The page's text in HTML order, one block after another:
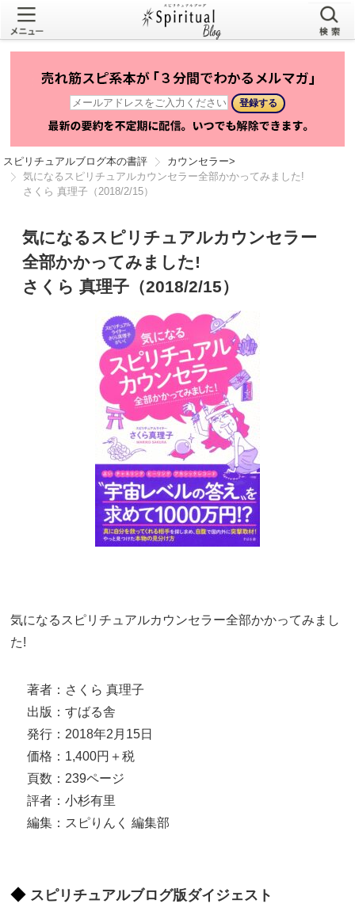
スピリチュアルブログ本の書評 カウンセラー>
気になるスピリチュアルカウンセラー全部かかってみました!
さくら 真理子（2018/2/15）
気になるスピリチュアルカウンセラー
全部かかってみました!
さくら 真理子（2018/2/15）
気になるスピリチュアルカウンセラー全部かかってみまし
た!
著者：さくら 真理子
出版：すばる舎
発行：2018年2月15日
価格：1,400円＋税
頁数：239ページ
評者：小杉有里
編集：スピりんく 編集部
スピリチュアルブログ版ダイジェスト